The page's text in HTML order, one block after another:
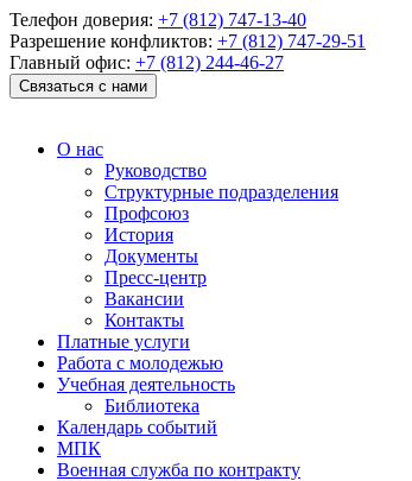
Телефон доверия: +7 (812) 747-13-40
Разрешение конфликтов: +7 (812) 747-29-51
Главный офис: +7 (812) 244-46-27
Связаться с нами
О нас
Руководство
Структурные подразделения
Профсоюз
История
Документы
Пресс-центр
Вакансии
Контакты
Платные услуги
Работа с молодежью
Учебная деятельность
Библиотека
Календарь событий
МПК
Военная служба по контракту